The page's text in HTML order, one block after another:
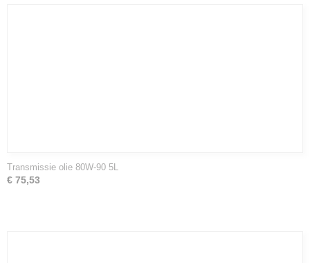
Transmissie olie 80W-90 5L
€ 75,53